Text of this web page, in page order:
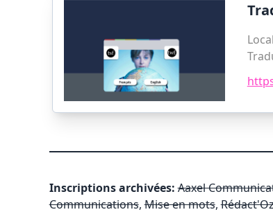
Inscriptions archivées: Aaxel
Communications,Mise en mots,